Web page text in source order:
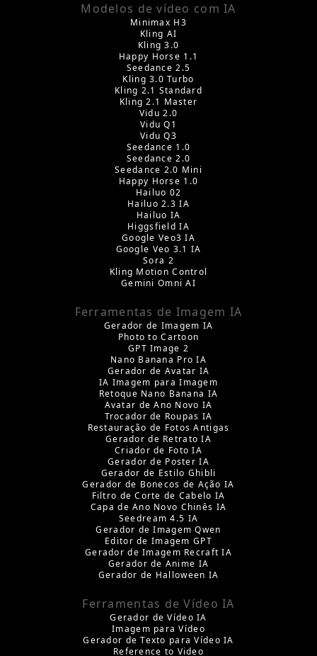
Modelos de vídeo com IA
Minimax H3
Kling AI
Kling 3.0
Happy Horse 1.1
Seedance 2.5
Kling 3.0 Turbo
Kling 2.1 Standard
Kling 2.1 Master
Vidu 2.0
Vidu Q1
Vidu Q3
Seedance 1.0
Seedance 2.0
Seedance 2.0 Mini
Happy Horse 1.0
Hailuo 02
Hailuo 2.3 IA
Hailuo IA
Higgsfield IA
Google Veo3 IA
Google Veo 3.1 IA
Sora 2
Kling Motion Control
Gemini Omni AI
Ferramentas de Imagem IA
Gerador de Imagem IA
Photo to Cartoon
GPT Image 2
Nano Banana Pro IA
Gerador de Avatar IA
IA Imagem para Imagem
Retoque Nano Banana IA
Avatar de Ano Novo IA
Trocador de Roupas IA
Restauração de Fotos Antigas
Gerador de Retrato IA
Criador de Foto IA
Gerador de Poster IA
Gerador de Estilo Ghibli
Gerador de Bonecos de Ação IA
Filtro de Corte de Cabelo IA
Capa de Ano Novo Chinês IA
Seedream 4.5 IA
Gerador de Imagem Qwen
Editor de Imagem GPT
Gerador de Imagem Recraft IA
Gerador de Anime IA
Gerador de Halloween IA
Ferramentas de Vídeo IA
Gerador de Vídeo IA
Imagem para Vídeo
Gerador de Texto para Vídeo IA
Reference to Video